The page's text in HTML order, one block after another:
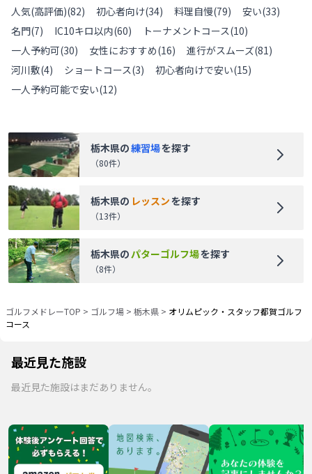
人気(高評価)(82) 初心者向け(34) 料理自慢(79) 安い(33)
名門(7) IC10キロ以内(60) トーナメントコース(10)
一人予約可(30) 女性におすすめ(16) 進行がスムーズ(81)
河川敷(4) ショートコース(3) 初心者向けで安い(15)
一人予約可能で安い(12)
栃木県の練習場を探す
（80件）
栃木県の レッスンを探す
（13件）
栃木県のパターゴルフ場を探す
（8件）
ゴルフメドレーTOP > ゴルフ場 > 栃木県 > オリムピック・スタッフ都賀ゴルフ
コース
最近見た施設
最近見た施設はまだありません。